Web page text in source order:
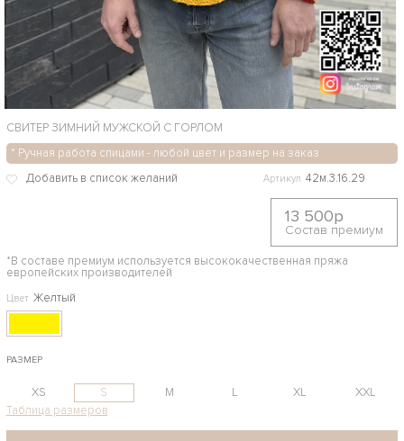
СВИТЕР ЗИМНИЙ МУЖСКОЙ С ГОРЛОМ
* Ручная работа спицами - любой цвет и размер на заказ
Артикул 42м.3.16.29
13 500р
Состав премиум
*В составе премиум используется высококачественная пряжа
европейских производителей
Цвет Желтый
РАЗМЕР
XS S M L XL
XXL
Таблица размеров